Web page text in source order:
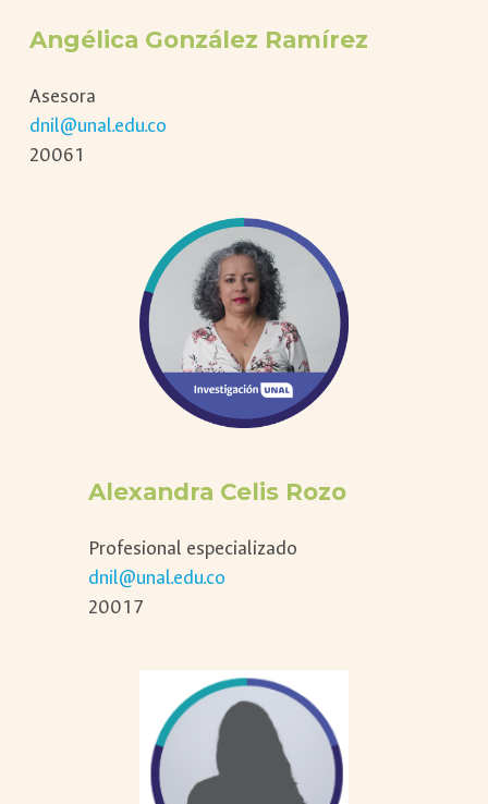
Angélica González Ramírez
Asesora
dnil@unal.edu.co
20061
Alexandra Celis Rozo
Profesional especializado
dnil@unal.edu.co
20017